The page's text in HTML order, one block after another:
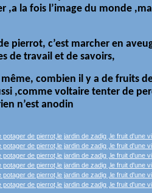
,a la fois l’image du monde
pierrot, c’est marcher en
de travail et de savoirs,
combien il y a de fruits
,comme voltaire tenter de
n’est anodin